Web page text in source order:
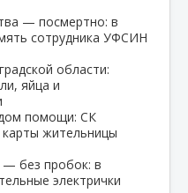
— посмертно: в
сотрудника УФСИН
области:
яйца и
помощи: СК
карты жительницы
— без пробок: в
электрички